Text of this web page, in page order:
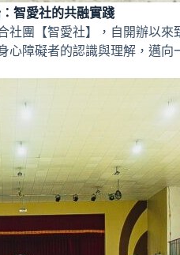
智愛社的共融實踐
團【智愛社】，自開辦以
障礙者的認識與理解，邁向